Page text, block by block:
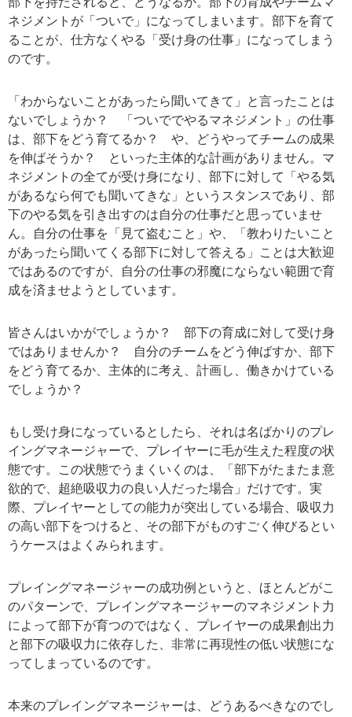
ネジメントが「ついで」になってしまいます。部下を育て
ることが、仕方なくやる「受け身の仕事」になってしまう
のです。
「わからないことがあったら聞いてきて」と言ったことは
ないでしょうか？ 「ついででやるマネジメント」の仕事
は、部下をどう育てるか？ や、どうやってチームの成果
を伸ばそうか？ といった主体的な計画がありません。マ
ネジメントの全てが受け身になり、部下に対して「やる気
があるなら何でも聞いてきな」というスタンスであり、部
下のやる気を引き出すのは自分の仕事だと思っていませ
ん。自分の仕事を「見て盗むこと」や、「教わりたいこと
があったら聞いてくる部下に対して答える」ことは大歓迎
ではあるのですが、自分の仕事の邪魔にならない範囲で育
成を済ませようとしています。
皆さんはいかがでしょうか？ 部下の育成に対して受け身
ではありませんか？ 自分のチームをどう伸ばすか、部下
をどう育てるか、主体的に考え、計画し、働きかけている
でしょうか？
もし受け身になっているとしたら、それは名ばかりのプレ
イングマネージャーで、プレイヤーに毛が生えた程度の状
態です。この状態でうまくいくのは、「部下がたまたま意
欲的で、超絶吸収力の良い人だった場合」だけです。実
際、プレイヤーとしての能力が突出している場合、吸収力
の高い部下をつけると、その部下がものすごく伸びるとい
うケースはよくみられます。
プレイングマネージャーの成功例というと、ほとんどがこ
のパターンで、プレイングマネージャーのマネジメント力
によって部下が育つのではなく、プレイヤーの成果創出力
と部下の吸収力に依存した、非常に再現性の低い状態にな
ってしまっているのです。
本来のプレイングマネージャーは、どうあるべきなのでし